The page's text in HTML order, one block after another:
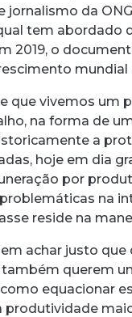
jornalismo da
tem abordado
2019, o
que vivemos um
na forma de
a
hoje em dia
por
na
reside na
achar justo
querem
equacionar
produtividade